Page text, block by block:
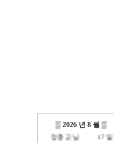
▒ 2026 년 8 월 ▒
전현주 님
01 일
이충훈 님
09 일
정충교 님
17 일